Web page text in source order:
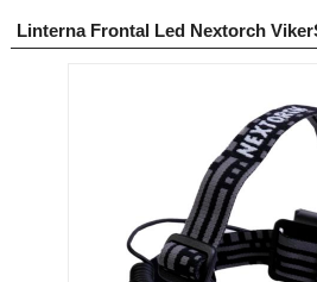
Linterna Frontal Led Nextorch